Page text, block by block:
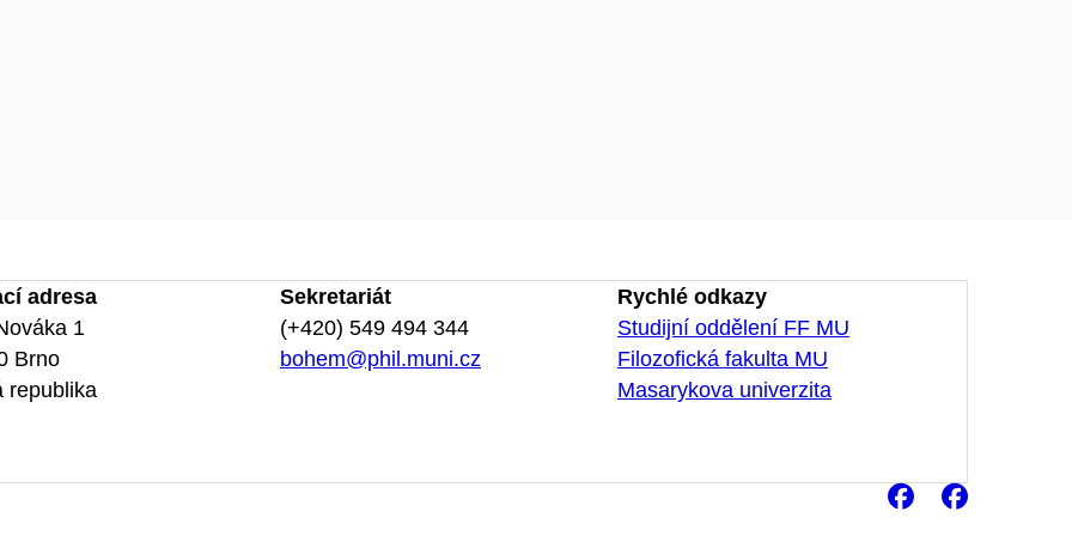
adresa
1
Brno
republika
Sekretariát
(+420) 549 494 344
bohem@phil.muni.cz
Rychlé odkazy
Studijní oddělení FF MU
Filozofická fakulta MU
Masarykova univerzita
Facebook